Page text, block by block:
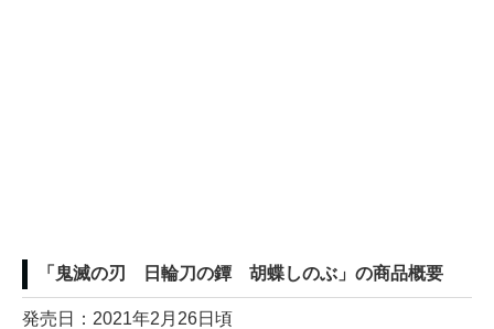
「鬼滅の刃 日輪刀の鐔 胡蝶しのぶ」の商品概要
発売日：2021年2月26日頃